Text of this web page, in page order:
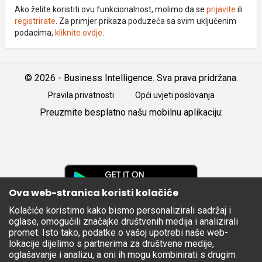
Ako želite koristiti ovu funkcionalnost, molimo da se prijavite ili
registrirate . Za primjer prikaza poduzeća sa svim uključenim
podacima, kliknite ovdje
© 2026 - Business Intelligence. Sva prava pridržana.
Pravila privatnosti Opći uvjeti poslovanja
Preuzmite besplatno našu mobilnu aplikaciju:
Apple
Store
Ova web-stranica koristi kolačiće
Kolačiće koristimo kako bismo personalizirali sadržaj i
oglase, omogućili značajke društvenih medija i analizirali
promet. Isto tako, podatke o vašoj upotrebi naše web-
lokacije dijelimo s partnerima za društvene medije,
oglašavanje i analizu, a oni ih mogu kombinirati s drugim